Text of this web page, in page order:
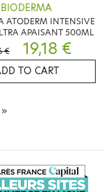
BIODERMA
ATODERM INTENSIVE
APAISANT 500ML
€
19,18 €
TO CART
»